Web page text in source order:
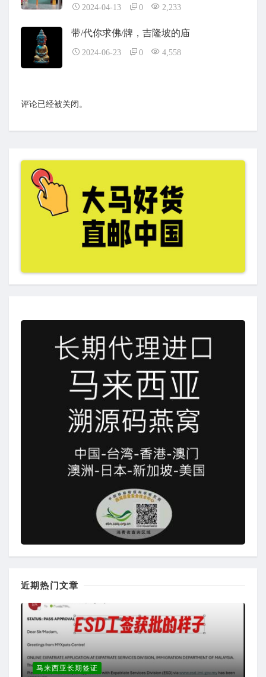
2024-04-13 0 2,233
带/代你求佛/牌，吉隆坡的庙
2024-06-23 0 4,558
评论已经被关闭。
近期热门文章
马来西亚长期签证